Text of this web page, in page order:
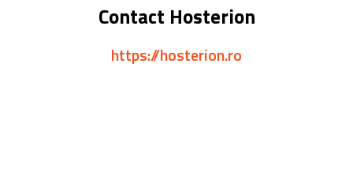
Contact Hosterion
https://hosterion.ro